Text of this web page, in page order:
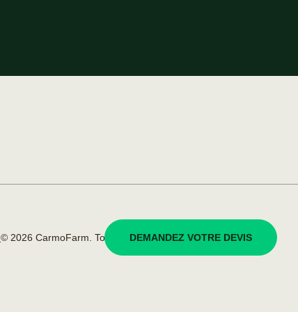
DEMANDEZ VOTRE DEVIS
© 2026 CarmoFarm. Tous droits réservés. réalisé par KOBU